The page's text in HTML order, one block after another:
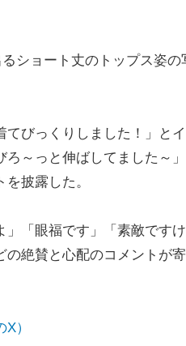
ショート丈のトップス姿の
びっくりしました！」と
～っと伸ばしてました～」
披露した。
「眼福です」「素敵です
の絶賛と心配のコメントが
）